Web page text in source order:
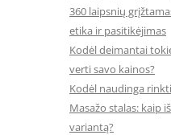
360 laipsnių
etika ir pasitikėjimas
Kodėl deimantai
verti savo kainos?
Kodėl naudinga
Masažo stalas: kaip
variantą?